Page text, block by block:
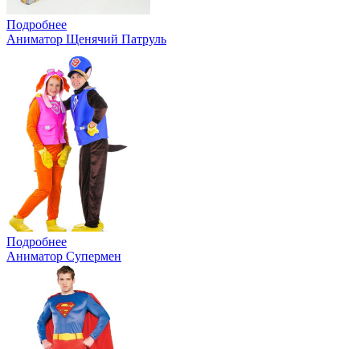
Подробнее
Аниматор Щенячий Патруль
Подробнее
Аниматор Супермен